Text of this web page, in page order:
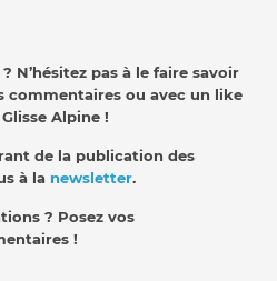
N’hésitez pas à le faire savoir
commentaires ou avec un like
Alpine !
de la publication des
à la newsletter.
? Posez vos
!